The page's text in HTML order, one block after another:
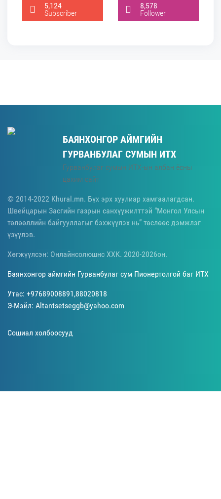
5,124
Subscriber
8,578
Follower
БАЯНХОНГОР АЙМГИЙН
ГУРВАНБУЛАГ СУМЫН ИТХ
Гурванбулаг сумын ИТХ-ын албан ёсны
цахим сайт
© 2014-2022 Khural.mn. Бүх эрх хуулиар хамгаалагдсан.
Швейцарын Засгийн газрын санхүүжилттэй “Монгол Улсын
төлөөллийн байгууллагыг бэхжүүлэх нь” төслөөс дэмжлэг
үзүүлэв.
Хөгжүүлсэн: Онлайнсолюшнс ХХК. 2020-2026он.
Баянхонгор аймгийн Гурванбулаг сум Пионертолгой баг ИТХ
Утас: +97689008891,88020818
Э-Мэйл: Altantsetseggb@yahoo.com
Сошиал холбоосууд